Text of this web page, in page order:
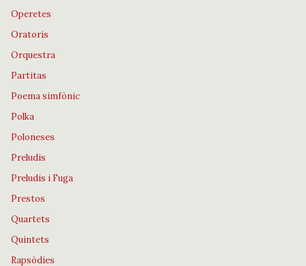
Operetes
Oratoris
Orquestra
Partitas
Poema simfònic
Polka
Poloneses
Preludis
Preludis i Fuga
Prestos
Quartets
Quintets
Rapsòdies